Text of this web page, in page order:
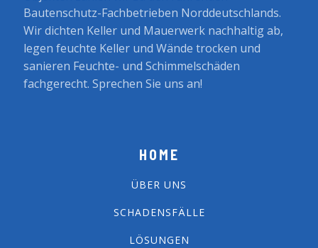
Bautenschutz-Fachbetrieben Norddeutschlands.
Wir dichten Keller und Mauerwerk nachhaltig ab,
legen feuchte Keller und Wände trocken und
sanieren Feuchte- und Schimmelschäden
fachgerecht. Sprechen Sie uns an!
HOME
ÜBER UNS
SCHADENSFÄLLE
LÖSUNGEN